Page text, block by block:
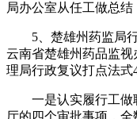
局办公室从任工做总结
5、楚雄州药监局行
云南省楚雄州药品监
理局行政复议打点法式4
一是认实履行工做